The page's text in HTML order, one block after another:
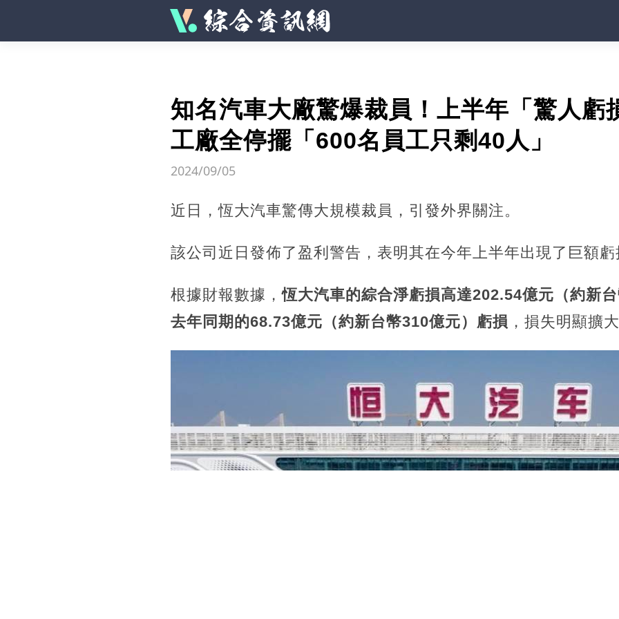
知名汽車大廠驚爆裁員！上半年「驚人虧
工廠全停擺「600名員工只剩40人」
2024/09/05
近日，恆大汽車驚傳大規模裁員，引發外界關注。
該公司近日發佈了盈利警告，表明其在今年上半年出現了巨額
根據財報數據，恆大汽車的綜合淨虧損高達202.54億元（約新
去年同期的68.73億元（約新台幣310億元）虧損 ，損失明顯擴